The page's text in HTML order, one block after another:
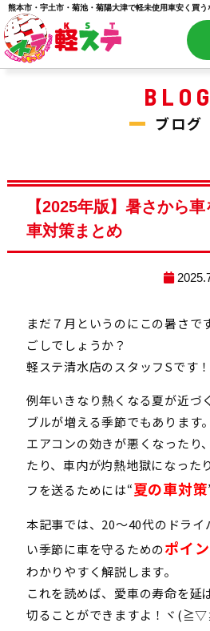
熊本市・宇土市・菊池・菊陽大津で軽未使用車安く買う
BLOG
ブログ
【2025年版】暑さから
車対策まとめ
まだ７月というのにこの暑さ
ごしでしょうか？
軽ステ清水店のスタッフSです
例年いきなり熱くなる夏が近づ
ブルが増える季節でもあります。
エアコンの効きが悪くなったり
たり、車内が灼熱地獄になった
フを送るためには“夏の車対策
本記事では、20〜40代のドライ
い季節に車を守るためのポイ
わかりやすく解説します。
これを読めば、愛車の寿命を延
切ることができますよ！ヾ